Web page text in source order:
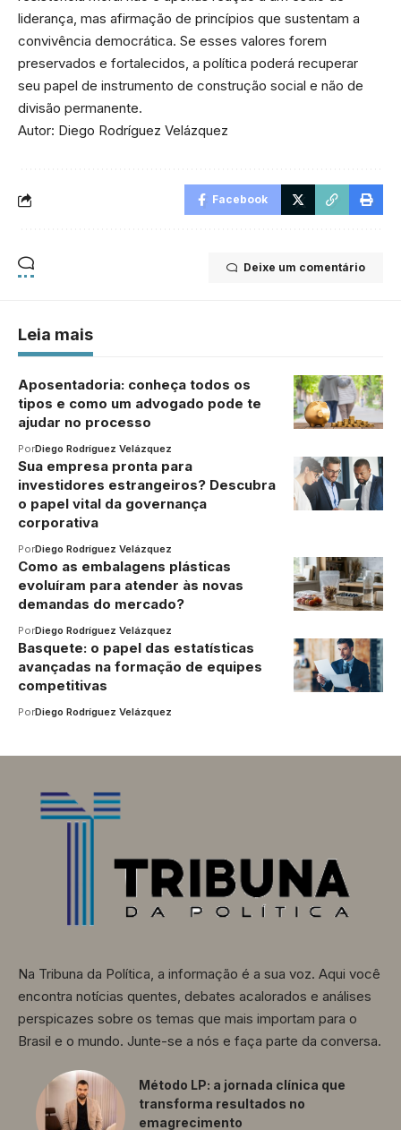
liderança, mas afirmação de princípios que sustentam a
convivência democrática. Se esses valores forem
preservados e fortalecidos, a política poderá recuperar
seu papel de instrumento de construção social e não de
divisão permanente.
Autor: Diego Rodríguez Velázquez
Facebook
Deixe um comentário
Leia mais
Aposentadoria: conheça todos os
tipos e como um advogado pode te
ajudar no processo
PorDiego Rodríguez Velázquez
Sua empresa pronta para
investidores estrangeiros? Descubra
o papel vital da governança
corporativa
PorDiego Rodríguez Velázquez
Como as embalagens plásticas
evoluíram para atender às novas
demandas do mercado?
PorDiego Rodríguez Velázquez
Basquete: o papel das estatísticas
avançadas na formação de equipes
competitivas
PorDiego Rodríguez Velázquez
Na Tribuna da Política, a informação é a sua voz. Aqui você
encontra notícias quentes, debates acalorados e análises
perspicazes sobre os temas que mais importam para o
Brasil e o mundo. Junte-se a nós e faça parte da conversa.
Método LP: a jornada clínica que
transforma resultados no
emagrecimento